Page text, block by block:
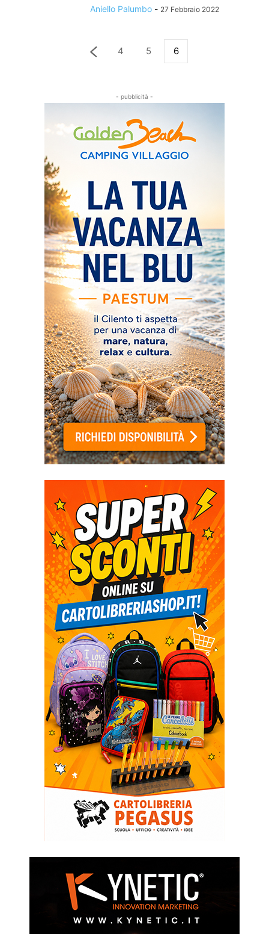
Aniello Palumbo - 27 Febbraio 2022
4 5 6
- pubblicità -